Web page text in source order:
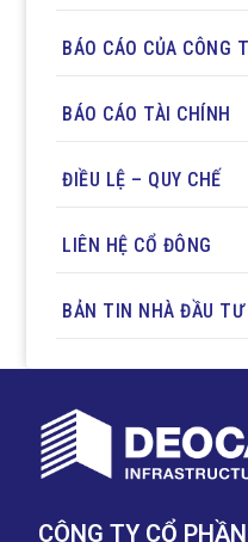
BÁO CÁO CỦA CÔNG
BÁO CÁO TÀI CHÍNH
ĐIỀU LỆ – QUY CHẾ
LIÊN HỆ CỔ ĐÔNG
BẢN TIN NHÀ ĐẦU TƯ
CÔNG TY CỔ